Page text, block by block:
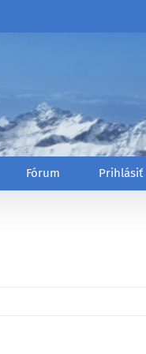
Fórum Prihlásiť